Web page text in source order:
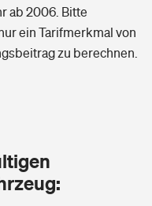
ab 2006. Bitte
ein Tarifmerkmal von
zu berechnen.